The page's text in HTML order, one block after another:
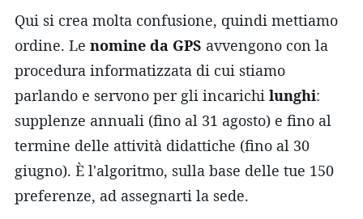
Qui si crea molta confusione, quindi mettiamo
ordine. Le nomine da GPS avvengono con la
procedura informatizzata di cui stiamo
parlando e servono per gli incarichi lunghi:
supplenze annuali (fino al 31 agosto) e fino al
termine delle attività didattiche (fino al 30
giugno). È l'algoritmo, sulla base delle tue 150
preferenze, ad assegnarti la sede.